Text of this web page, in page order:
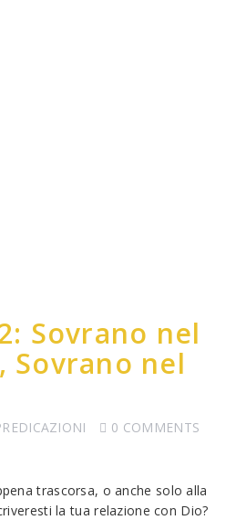
Sovrano nel
Sovrano nel
0 COMMENTS
trascorsa, o anche solo alla
la tua relazione con Dio?